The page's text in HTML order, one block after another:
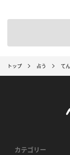
トップ 占う て
カテゴリー